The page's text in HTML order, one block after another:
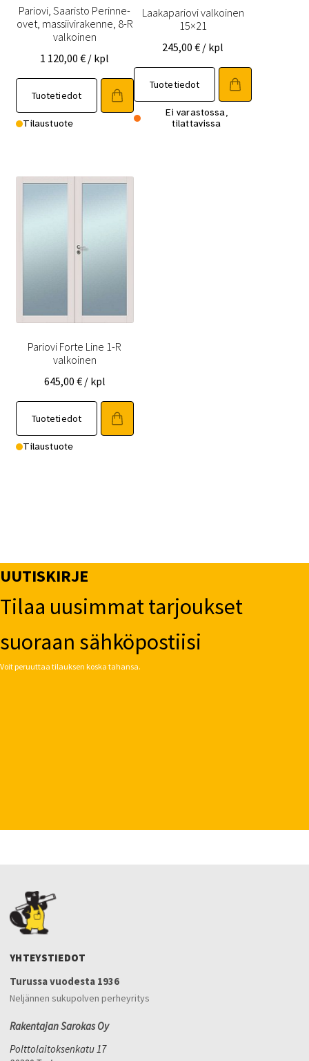
Pariovi, Saaristo Perinne-
ovet, massiivirakenne, 8-R
valkoinen
1 120,00€ / kpl
Tuotetiedot
Tällä
tuotteella
onTilaustuote
Laakapariovi valkoinen
15×21
245,00€ / kpl
Tuotetiedot
Tällä
tuotteella
on
useampi
tehdä
Ei varastossa,
tilattavissa
Pariovi Forte Line 1-R
valkoinen
645,00 € / kpl
Tuotetiedot
tuotteella
on
sivulla.
Tilaustuote
UUTISKIRJE
Tilaa uusimmat tarjoukset
suoraan sähköpostiisi
Voit peruuttaa tilauksen koska tahansa.
YHTEYSTIEDOT
Turussa vuodesta 1936
Neljännen sukupolven perheyritys
Rakentajan Sarokas Oy
Polttolaitoksenkatu 17